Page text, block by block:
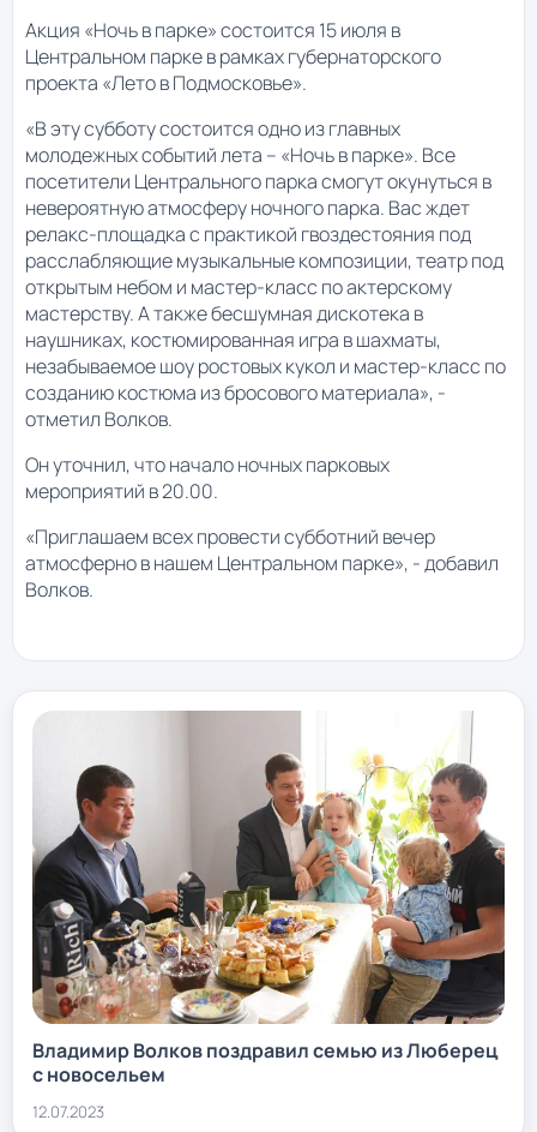
Акция «Ночь в парке» состоится 15 июля в
Центральном парке в рамках губернаторского
проекта «Лето в Подмосковье».
«В эту субботу состоится одно из главных
молодежных событий лета – «Ночь в парке». Все
посетители Центрального парка смогут окунуться в
невероятную атмосферу ночного парка. Вас ждет
релакс-площадка с практикой гвоздестояния под
расслабляющие музыкальные композиции, театр под
открытым небом и мастер-класс по актерскому
мастерству. А также бесшумная дискотека в
наушниках, костюмированная игра в шахматы,
незабываемое шоу ростовых кукол и мастер-класс по
созданию костюма из бросового материала», -
отметил Волков.
Он уточнил, что начало ночных парковых
мероприятий в 20.00.
«Приглашаем всех провести субботний вечер
атмосферно в нашем Центральном парке», - добавил
Волков.
Владимир Волков поздравил семью из Люберец
с новосельем
12.07.2023